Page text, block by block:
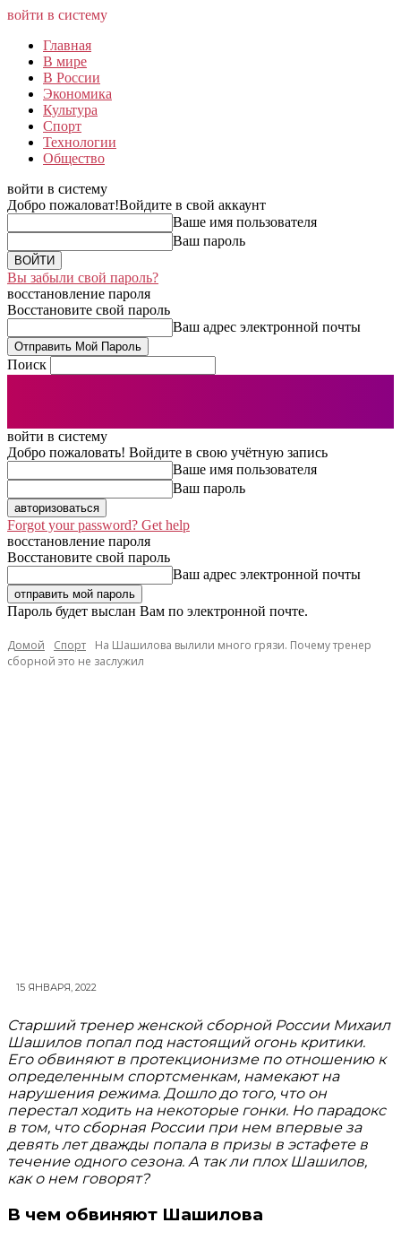
войти в систему
Главная
В мире
В России
Экономика
Культура
Спорт
Технологии
Общество
войти в систему
Добро пожаловат!Войдите в свой аккаунт
Ваше имя пользователя
Ваш пароль
Вы забыли свой пароль?
восстановление пароля
Восстановите свой пароль
Ваш адрес электронной почты
Поиск
войти в систему
Добро пожаловать! Войдите в свою учётную запись
Ваше имя пользователя
Ваш пароль
Forgot your password? Get help
восстановление пароля
Восстановите свой пароль
Ваш адрес электронной почты
Пароль будет выслан Вам по электронной почте.
Домой Спорт
На Шашилова вылили много грязи. Почему тренер
сборной это не заслужил
15 ЯНВАРЯ, 2022
Старший тренер женской сборной России Михаил
Шашилов попал под настоящий огонь критики.
Его обвиняют в протекционизме по отношению к
определенным спортсменкам, намекают на
нарушения режима. Дошло до того, что он
перестал ходить на некоторые гонки. Но парадокс
в том, что сборная России при нем впервые за
девять лет дважды попала в призы в эстафете в
течение одного сезона. А так ли плох Шашилов,
как о нем говорят?
В чем обвиняют Шашилова